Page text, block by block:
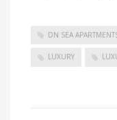
DN SEA
LUXURY